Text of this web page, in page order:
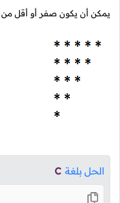
يمكن أن يكون صفر أو أقل
الحل بلغة C